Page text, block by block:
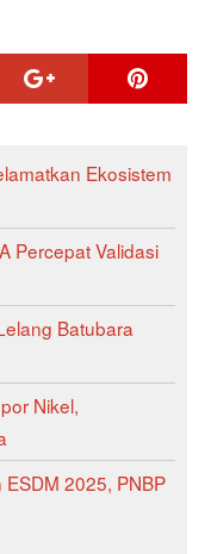
Ekosistem
Percepat Validasi
Batubara
Nikel,
2025, PNBP